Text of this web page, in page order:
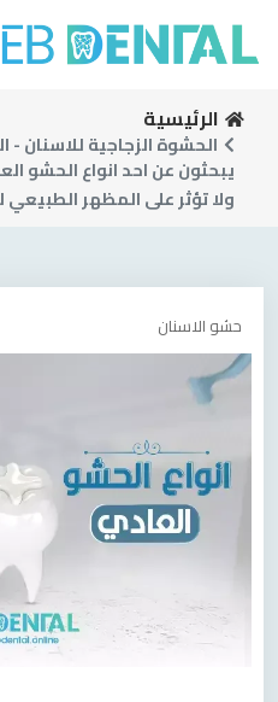
الرئيسية
الحشوة الزجاجية للاسنان
يبحثون عن احد انواع الحشو
ولا تؤثر على المظهر الطبيعي
حشو الاسنان